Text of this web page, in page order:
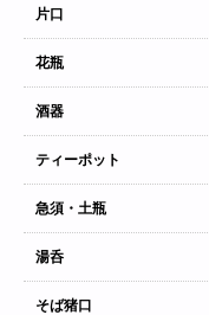
片口
花瓶
酒器
ティーポット
急須・土瓶
湯呑
そば猪口